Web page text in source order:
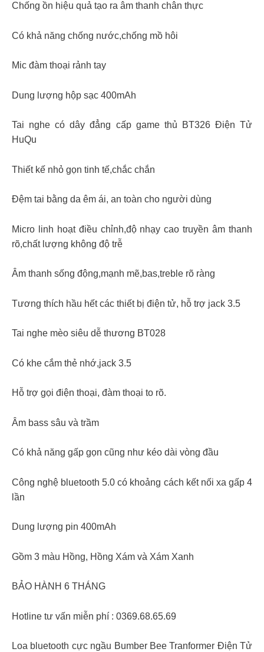
Chống ồn hiệu quả tạo ra âm thanh chân thực
Có khả năng chống nước,chống mồ hôi
Mic đàm thoại rảnh tay
Dung lượng hộp sạc 400mAh
Tai nghe có dây đẳng cấp game thủ BT326 Điện Tử
HuQu
Thiết kế nhỏ gọn tinh tế,chắc chắn
Đệm tai bằng da êm ái, an toàn cho người dùng
Micro linh hoạt điều chỉnh,độ nhạy cao truyền âm thanh
rõ,chất lượng không độ trễ
Âm thanh sống động,mạnh mẽ,bas,treble rõ ràng
Tương thích hầu hết các thiết bị điện tử, hỗ trợ jack 3.5
Tai nghe mèo siêu dễ thương BT028
Có khe cắm thẻ nhớ,jack 3.5
Hỗ trợ gọi điện thoại, đàm thoại to rõ.
Âm bass sâu và trầm
Có khả năng gấp gọn cũng như kéo dài vòng đầu
Công nghệ bluetooth 5.0 có khoảng cách kết nối xa gấp 4
lần
Dung lượng pin 400mAh
Gồm 3 màu Hồng, Hồng Xám và Xám Xanh
BẢO HÀNH 6 THÁNG
Hotline tư vấn miễn phí : 0369.68.65.69
Loa bluetooth cực ngầu Bumber Bee Tranformer Điện Tử